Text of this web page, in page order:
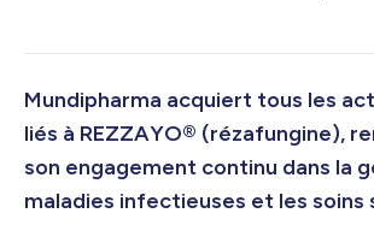
fongiques, qui affectent chaque année des
élaborée par une équipe de plus de 100
et dirigée par le professeur Dr Oliver A...
Mundipharma acquiert tous les
liés à REZZAYO® (rézafungine),
son engagement continu dans la
maladies infectieuses et les soins